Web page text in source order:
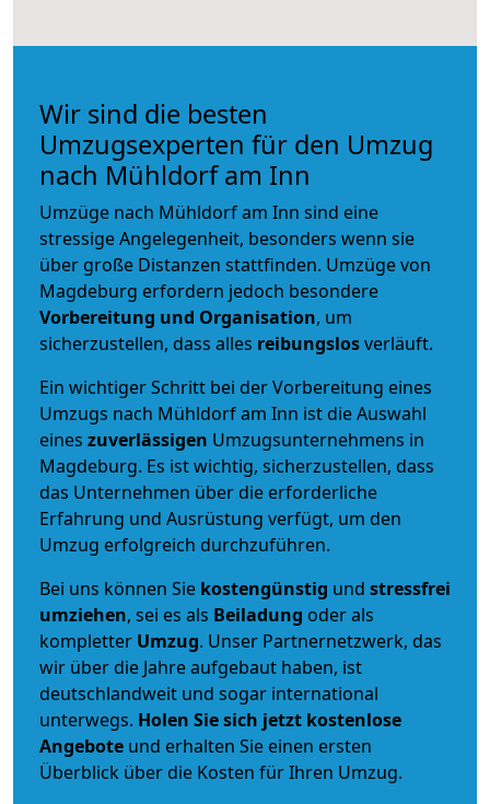
Wir sind die besten
Umzugsexperten für den Umzug
nach Mühldorf am Inn
Umzüge nach Mühldorf am Inn sind eine
stressige Angelegenheit, besonders wenn sie
über große Distanzen stattfinden. Umzüge von
Magdeburg erfordern jedoch besondere
Vorbereitung und Organisation, um
sicherzustellen, dass alles reibungslosverläuft.
Ein wichtiger Schritt bei der Vorbereitung eines
Umzugs nach Mühldorf am Inn ist die Auswahl
eines zuverlässigen Umzugsunternehmens in
Magdeburg. Es ist wichtig, sicherzustellen, dass
das Unternehmen über die erforderliche
Erfahrung und Ausrüstung verfügt, um den
Umzug erfolgreich durchzuführen.
Bei uns können Sie kostengünstig und stressfrei
umziehen, sei es als Beiladung oder als
kompletter Umzug. Unser Partnernetzwerk, das
wir über die Jahre aufgebaut haben, ist
deutschlandweit und sogar international
unterwegs. Holen Sie sich jetzt kostenlose
Angebote und erhalten Sie einen ersten
Überblick über die Kosten für Ihren Umzug.